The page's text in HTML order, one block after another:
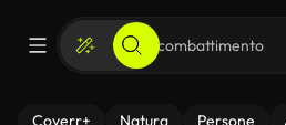
Coverr+ Natura Persone